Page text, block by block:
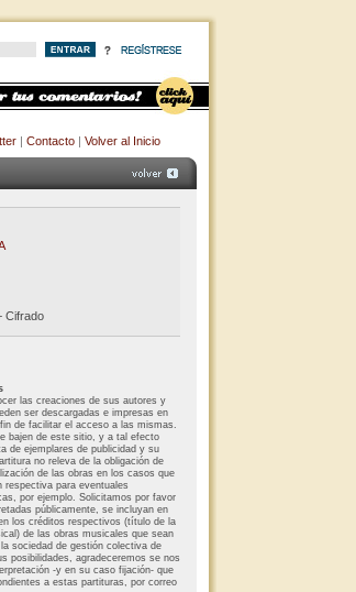
| Contacto| Volver al Inicio
Cifrado
las creaciones de sus autores y
ser descargadas e impresas en
de facilitar el acceso a las mismas.
bajen de este sitio, y a tal efecto
de ejemplares de publicidad y su
no releva de la obligación de
de las obras en los casos que
respectiva para eventuales
por ejemplo. Solicitamos por favor
públicamente, se incluyan en
los créditos respectivos (título de la
de las obras musicales que sean
sociedad de gestión colectiva de
posibilidades, agradeceremos se nos
-y en su caso fijación- que
a estas partituras, por correo